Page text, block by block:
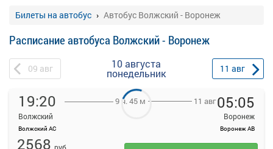
Билеты на автобус Автобус Волжский - Воронеж
Расписание автобуса Волжский - Воронеж
09 авг 10 августа
понедельник 11 авг
19:20
Волжский
Волжский АС
9 ч. 45 м 11 авг05:05
Воронеж
Воронеж АВ
2568
На данной странице вы можете ознакомиться с расписанием и
купить билет онлайн на автобус Волжский - Воронеж